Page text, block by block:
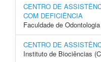
CENTRO DE
COM DEFICIÊNCIA
Faculdade de
CENTRO DE
Instituto de Biociências